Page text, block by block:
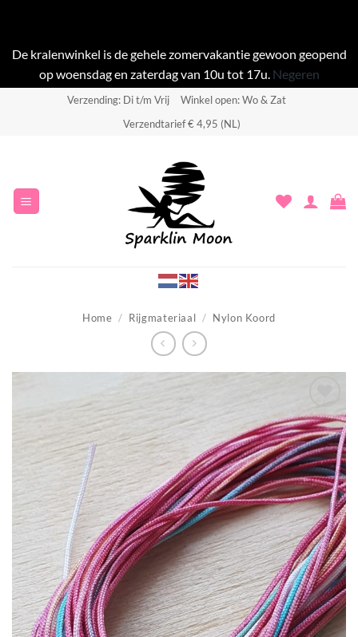
De kralenwinkel is de gehele zomervakantie gewoon geopend
op woensdag en zaterdag van 10u tot 17u. Negeren
Verzending: Di t/m Vrij
Winkel open: Wo & Zat
Verzendtarief € 4,95 (NL)
Home / Rijgmateriaal / Nylon Koord
Aan
verlanglijst
toevoegen